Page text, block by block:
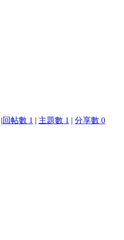
|回帖數 1 | 主題數 1 | 分享數 0